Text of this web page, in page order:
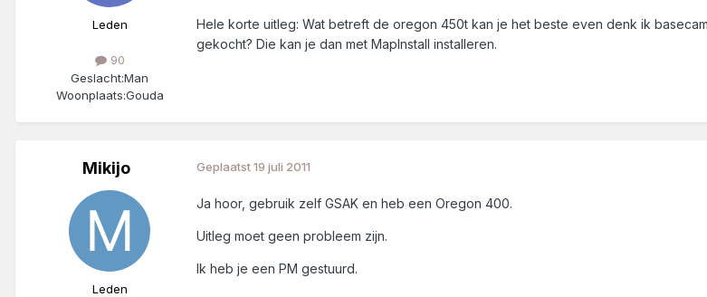
Leden
90
Geslacht:Man
Woonplaats:Gouda
Hele korte uitleg: Wat betreft de oregon 450t kan je het beste even denk ik
gekocht? Die kan je dan met MapInstall installeren.
Mikijo
Leden
Geplaatst19 juli 2011
Ja hoor, gebruik zelf GSAK en heb een Oregon 400.
Uitleg moet geen probleem zijn.
Ik heb je een PM gestuurd.